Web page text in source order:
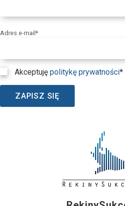
Adres e-mail*
Akceptuję politykę prywatności*
ZAPISZ SIĘ